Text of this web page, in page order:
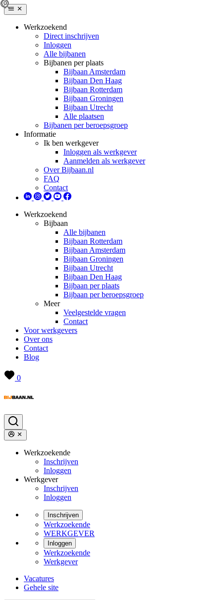
Werkzoekend
Direct inschrijven
Inloggen
Alle bijbanen
Bijbanen per plaats
Bijbaan Amsterdam
Bijbaan Den Haag
Bijbaan Rotterdam
Bijbaan Groningen
Bijbaan Utrecht
Alle plaatsen
Bijbanen per beroepsgroep
Informatie
Ik ben werkgever
Inloggen als werkgever
Aanmelden als werkgever
Over Bijbaan.nl
FAQ
Contact
Werkzoekend
Bijbaan
Alle bijbanen
Bijbaan Rotterdam
Bijbaan Amsterdam
Bijbaan Groningen
Bijbaan Utrecht
Bijbaan Den Haag
Bijbaan per plaats
Bijbaan per beroepsgroep
Meer
Veelgestelde vragen
Contact
Voor werkgevers
Over ons
Contact
Blog
0
Werkzoekende
Inschrijven
Inloggen
Werkgever
Inschrijven
Inloggen
Inschrijven
Werkzoekende
WERKGEVER
Inloggen
Werkzoekende
Werkgever
Vacatures
Gehele site